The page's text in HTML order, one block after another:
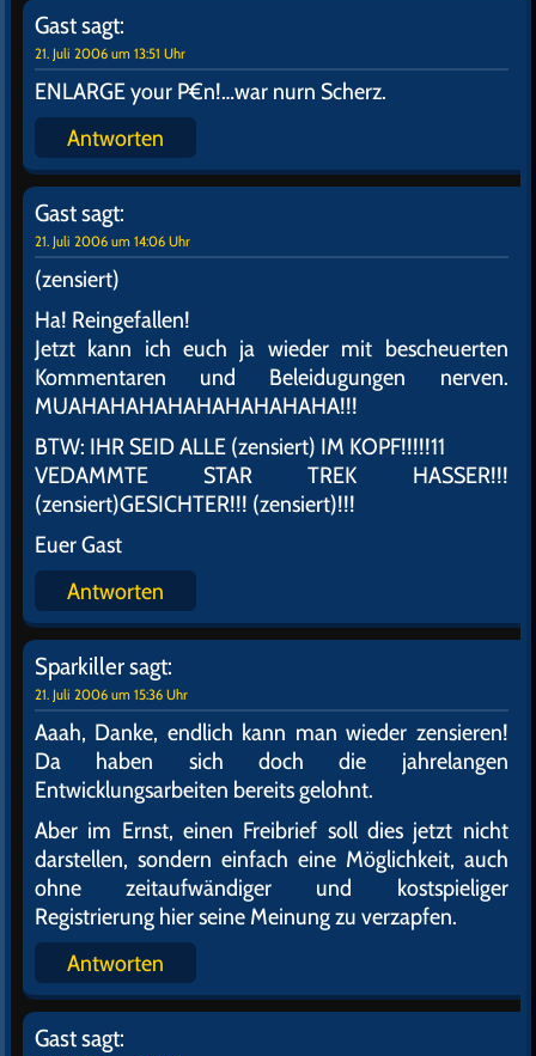
Gastsagt:
21. Juli 2006 um 13:51 Uhr
ENLARGE your P€n!…war nurn Scherz.
Antworten
Gastsagt:
21. Juli 2006 um 14:06 Uhr
(zensiert)
Ha! Reingefallen!
Jetzt kann ich euch ja wieder mit bescheuerten
Kommentaren und Beleidugungen nerven.
MUAHAHAHAHAHAHAHAHAHA!!!
BTW: IHR SEID ALLE (zensiert) IM KOPF!!!!!11
VEDAMMTE STAR TREK HASSER!!!
(zensiert)GESICHTER!!! (zensiert)!!!
Euer Gast
Antworten
Sparkillersagt:
21. Juli 2006 um 15:36 Uhr
Aaah, Danke, endlich kann man wieder zensieren!
Da haben sich doch die jahrelangen
Entwicklungsarbeiten bereits gelohnt.
Aber im Ernst, einen Freibrief soll dies jetzt nicht
darstellen, sondern einfach eine Möglichkeit, auch
ohne zeitaufwändiger und kostspieliger
Registrierung hier seine Meinung zu verzapfen.
Antworten
Gastsagt: